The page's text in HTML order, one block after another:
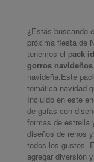
¿Estás buscando
próxima fiesta de
tenemos el pack
gorros navideños
navideña.Este
temática navidad
Incluido en este
de gafas con
formas de estrella
diseños de renos
todos los gustos.
agregar diversión